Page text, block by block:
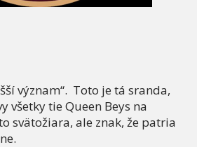
význam“. Toto je tá sranda,
všetky tie Queen Beys na
svätožiara, ale znak, že patria